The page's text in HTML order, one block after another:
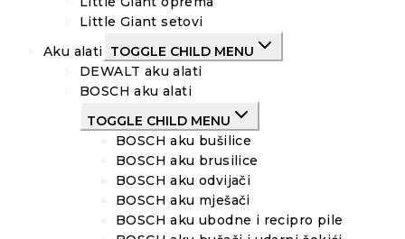
Little Giant setovi
Aku alati TOGGLE CHILD MENU
DEWALT aku alati
BOSCH aku alati
TOGGLE CHILD MENU
BOSCH aku bušilice
BOSCH aku brusilice
BOSCH aku odvijači
BOSCH aku mješači
BOSCH aku ubodne i recipro pile